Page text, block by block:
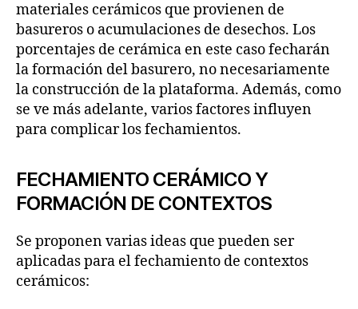
materiales cerámicos que provienen de
basureros o acumulaciones de desechos. Los
porcentajes de cerámica en este caso fecharán
la formación del basurero, no necesariamente
la construcción de la plataforma. Además, como
se ve más adelante, varios factores influyen
para complicar los fechamientos.
FECHAMIENTO CERÁMICO Y
FORMACIÓN DE CONTEXTOS
Se proponen varias ideas que pueden ser
aplicadas para el fechamiento de contextos
cerámicos: